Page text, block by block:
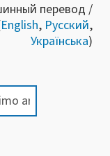
перевод /
English, Русский,
Українська)